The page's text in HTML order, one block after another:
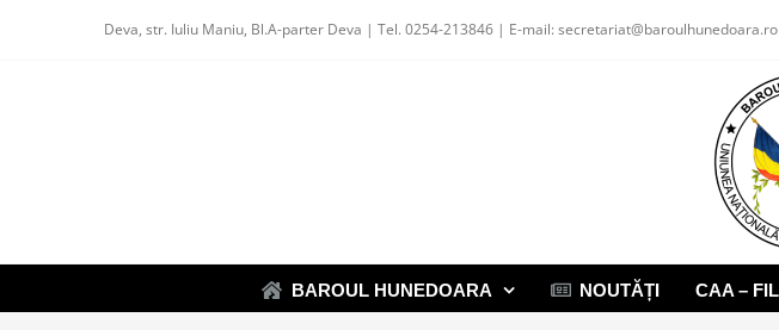
Deva, str. Iuliu Maniu, Bl.A-parter Deva | Tel. 0254-213846 | E-mail: secretariat@baroulhunedoara.ro
BAROUL HUNEDOARA NOUTĂȚI CAA –